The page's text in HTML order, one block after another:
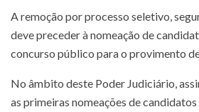
A remoção por processo seletivo,
deve preceder à nomeação de
concurso público para o provimento
No âmbito deste Poder Judiciário,
as primeiras nomeações de